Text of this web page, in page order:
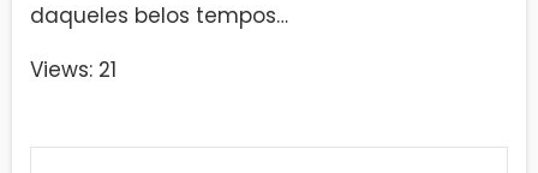
daqueles belos tempos…
Views: 21